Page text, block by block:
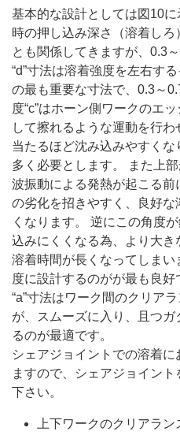
基本的な設計としては図10に
時の押し込み深さ（溶着しろ
とも関係してきますが、0.3
“d”寸法は溶着強度を左右す
の最も重要な寸法で、0.3～
度“c”はホーン側ワークのエ
して擦れるような運動を行
当たるほど沈み込みやすく
多く必要とします。 また上
波振動による発熱が起こる
の劣化を招きやすく、良好
くなります。 逆にこの角度
込みにくくなる為、より大き
溶着時間が長くなってしまい
度に設計するのがが最も良好
“a”寸法はワーク間のクリア
が、スムーズに入り、且つ
るのが最適です。
シェアジョイントでの溶着
ますので、シェアジョイン
下さい。
上下ワークのクリアラ